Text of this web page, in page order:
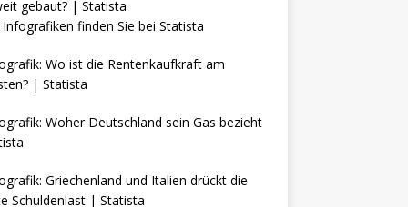
finden Sie bei Statista